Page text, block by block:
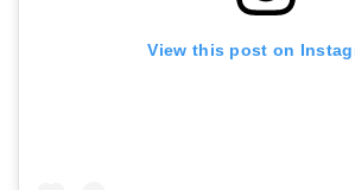
View this post on